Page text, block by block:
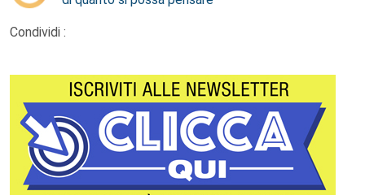
Condividi :